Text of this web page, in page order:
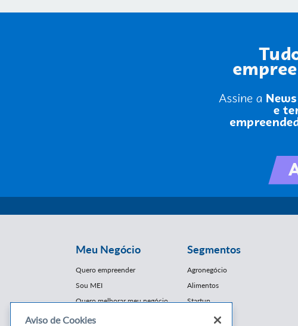
Meu Negócio
Quero empreender
Sou MEI
Quero melhorar meu negócio
Segmentos
Agronegócio
Alimentos
Startup
E-Commerce
Aviso de Cookies